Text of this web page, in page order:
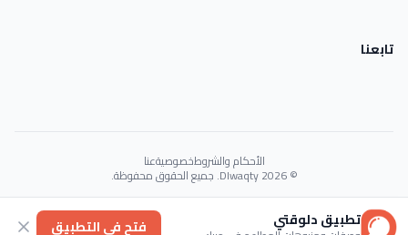
تابعنا
الأحكام والشروطخصوصيةعنا
© 2026 Dlwaqty. جميع الحقوق محفوظة.
Powered byGAIT
تطبيق دلوقتي فتح في التطبيق